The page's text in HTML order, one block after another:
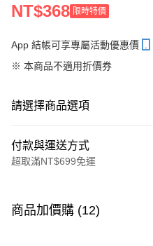
NT$368 限時特價
App 結帳可享專屬活動優惠價
※ 本商品不適用折價券
請選擇商品選項
付款與運送方式
超取滿NT$699免運
信用卡一次付款
商品加價購 (12)